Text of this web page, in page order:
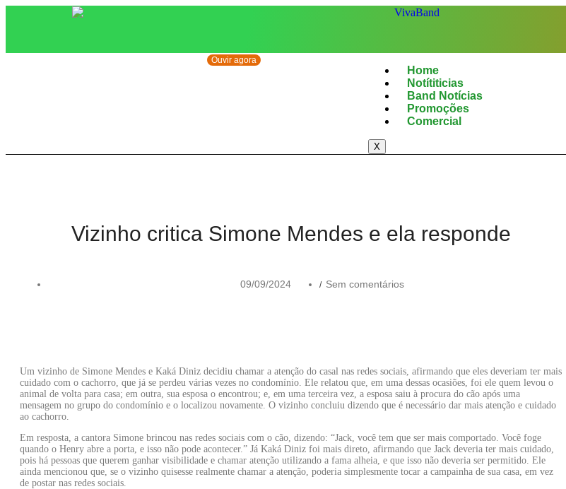
Home
Notítiticias
Band Notícias
Promoções
Comercial
X
Ouvir agora
Vizinho critica Simone Mendes e ela responde
09/09/2024 / Sem comentários
Um vizinho de Simone Mendes e Kaká Diniz decidiu chamar a atenção do casal nas redes sociais, afirmando que eles deveriam ter mais
cuidado com o cachorro, que já se perdeu várias vezes no condomínio. Ele relatou que, em uma dessas ocasiões, foi ele quem levou o
animal de volta para casa; em outra, sua esposa o encontrou; e, em uma terceira vez, a esposa saiu à procura do cão após uma
mensagem no grupo do condomínio e o localizou novamente. O vizinho concluiu dizendo que é necessário dar mais atenção e cuidado
ao cachorro.
Em resposta, a cantora Simone brincou nas redes sociais com o cão, dizendo: “Jack, você tem que ser mais comportado. Você foge
quando o Henry abre a porta, e isso não pode acontecer.” Já Kaká Diniz foi mais direto, afirmando que Jack deveria ter mais cuidado,
pois há pessoas que querem ganhar visibilidade e chamar atenção utilizando a fama alheia, e que isso não deveria ser permitido. Ele
ainda mencionou que, se o vizinho quisesse realmente chamar a atenção, poderia simplesmente tocar a campainha de sua casa, em vez
de postar nas redes sociais.